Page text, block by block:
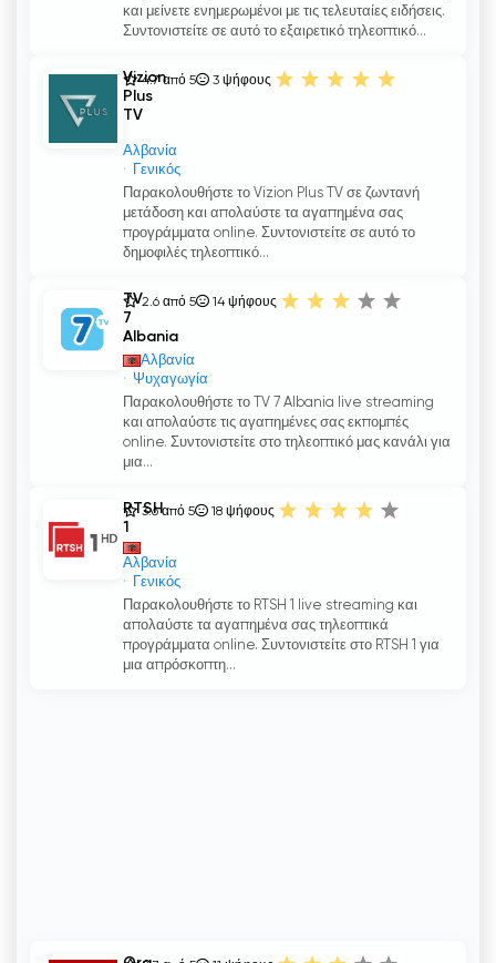
και μείνετε ενημερωμένοι με τις τελευταίες ειδήσεις.
Συντονιστείτε σε αυτό το εξαιρετικό τηλεοπτικό...
Vizion
Plus
TV
Αλβανία
Γενικός
4.7 από 5 3 ψήφους
Παρακολουθήστε το Vizion Plus TV σε ζωντανή
μετάδοση και απολαύστε τα αγαπημένα σας
προγράμματα online. Συντονιστείτε σε αυτό το
δημοφιλές τηλεοπτικό...
TV
7
Albania
Αλβανία
Ψυχαγωγία
2.6 από 5 14 ψήφους
Παρακολουθήστε το TV 7 Albania live streaming
και απολαύστε τις αγαπημένες σας εκπομπές
online. Συντονιστείτε στο τηλεοπτικό μας κανάλι για
μια...
RTSH
1
Αλβανία
Γενικός
3.6 από 5 18 ψήφους
Παρακολουθήστε το RTSH 1 live streaming και
απολαύστε τα αγαπημένα σας τηλεοπτικά
προγράμματα online. Συντονιστείτε στο RTSH 1 για
μια απρόσκοπτη...